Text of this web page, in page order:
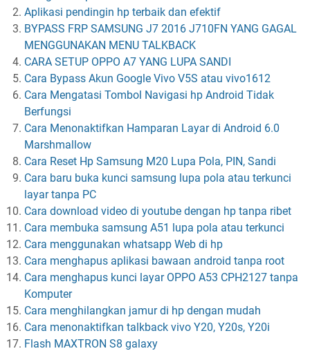
Aplikasi pendingin hp terbaik dan efektif
BYPASS FRP SAMSUNG J7 2016 J710FN YANG GAGAL
MENGGUNAKAN MENU TALKBACK
CARA SETUP OPPO A7 YANG LUPA SANDI
Cara Bypass Akun Google Vivo V5S atau vivo1612
Cara Mengatasi Tombol Navigasi hp Android Tidak
Berfungsi
Cara Menonaktifkan Hamparan Layar di Android 6.0
Marshmallow
Cara Reset Hp Samsung M20 Lupa Pola, PIN, Sandi
Cara baru buka kunci samsung lupa pola atau terkunci
layar tanpa PC
Cara download video di youtube dengan hp tanpa ribet
Cara membuka samsung A51 lupa pola atau terkunci
Cara menggunakan whatsapp Web di hp
Cara menghapus aplikasi bawaan android tanpa root
Cara menghapus kunci layar OPPO A53 CPH2127 tanpa
Komputer
Cara menghilangkan jamur di hp dengan mudah
Cara menonaktifkan talkback vivo Y20, Y20s, Y20i
Flash MAXTRON S8 galaxy